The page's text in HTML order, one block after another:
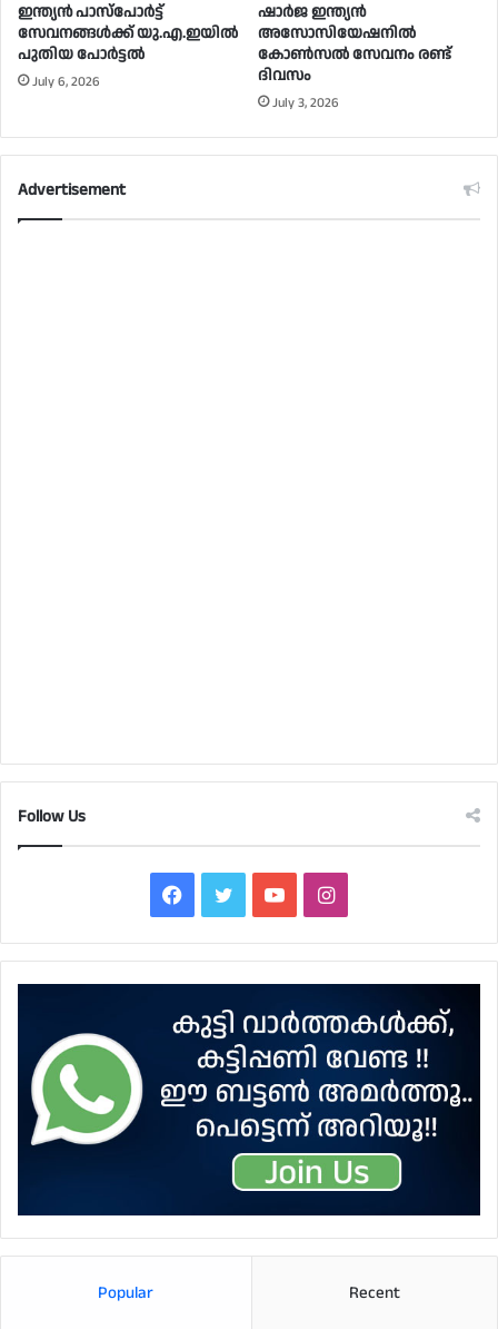
ഇന്ത്യൻ പാസ്പോർട്ട്
സേവനങ്ങൾക്ക് യു.എ.ഇയിൽ
പുതിയ പോർട്ടൽ
July 6, 2026
ഷാർജ ഇന്ത്യൻ
അസോസിയേഷനിൽ
കോൺസൽ സേവനം രണ്ട്
ദിവസം
July 3, 2026
Advertisement
Follow Us
FacebookTwitterYouTubeInstagram
Popular Recent